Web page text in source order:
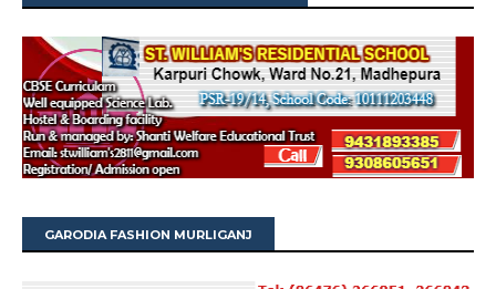
GARODIA FASHION MURLIGANJ